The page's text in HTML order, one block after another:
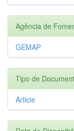
Agência de
GEMAP
Tipo de
Article